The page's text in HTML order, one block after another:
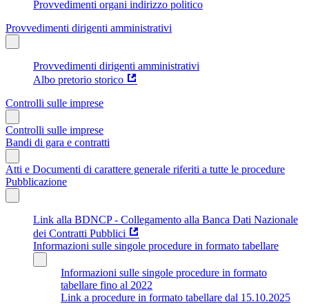
Provvedimenti organi indirizzo politico
Provvedimenti dirigenti amministrativi
Provvedimenti dirigenti amministrativi
Albo pretorio storico
Controlli sulle imprese
Controlli sulle imprese
Bandi di gara e contratti
Atti e Documenti di carattere generale riferiti a tutte le procedure
Pubblicazione
Link alla BDNCP - Collegamento alla Banca Dati Nazionale
dei Contratti Pubblici
Informazioni sulle singole procedure in formato tabellare
Informazioni sulle singole procedure in formato
tabellare fino al 2022
Link a procedure in formato tabellare dal 15.10.2025